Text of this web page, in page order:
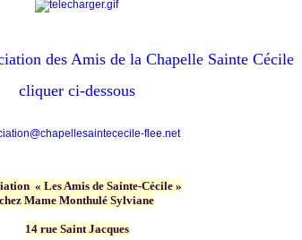
des Amis de la Chapelle Sainte Cécile
cliquer ci-dessous
flee.net
« Les Amis de Sainte-Cécile »
chez Mame Monthulé Sylviane
14 rue Saint Jacques